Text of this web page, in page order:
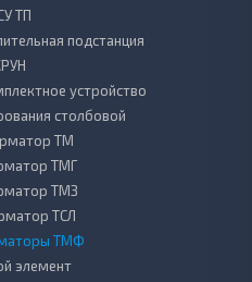
ТП
подстанция
устройство
столбовой
ТМ
ТМГ
ТМЗ
ТСЛ
ТМФ
элемент